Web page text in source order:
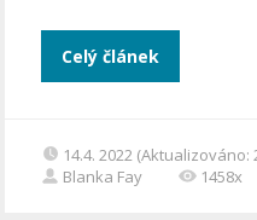
Celý článek
14.4. 2022 (Aktualizováno:
Blanka Fay
1458x